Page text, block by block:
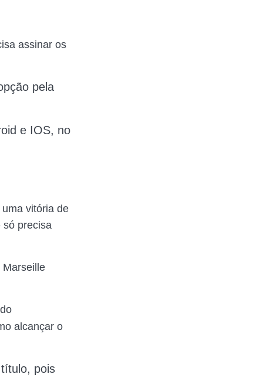
assinar os
pela
e IOS, no
vitória de
só precisa
Marseille
alcançar o
pois